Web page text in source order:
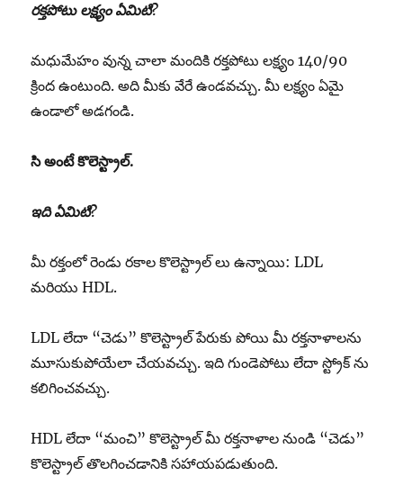
రక్తపోటు లక్ష్యం ఏమిటి?
మధుమేహం వున్న చాలా మందికి రక్తపోటు లక్ష్యం 140/90
క్రింద ఉంటుంది. అది మీకు వేరే ఉండవచ్చు. మీ లక్ష్యం ఏమై
ఉండాలో అడగండి.
సి అంటే కొలెస్ట్రాల్.
ఇది ఏమిటి?
మీ రక్తంలో రెండు రకాల కొలెస్ట్రాల్ లు ఉన్నాయి: LDL
మరియు HDL.
LDL లేదా “చెడు” కొలెస్ట్రాల్ పేరుకు పోయి మీ రక్తనాళాలను
మూసుకుపోయేలా చేయవచ్చు. ఇది గుండెపోటు లేదా స్ట్రోక్ ను
కలిగించవచ్చు.
HDL లేదా “మంచి” కొలెస్ట్రాల్ మీ రక్తనాళాల నుండి “చెడు”
కొలెస్ట్రాల్ తొలగించడానికి సహాయపడుతుంది.